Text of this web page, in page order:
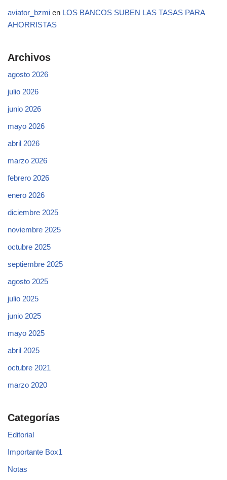
aviator_bzmi en LOS BANCOS SUBEN LAS TASAS PARA
AHORRISTAS
Archivos
agosto 2026
julio 2026
junio 2026
mayo 2026
abril 2026
marzo 2026
febrero 2026
enero 2026
diciembre 2025
noviembre 2025
octubre 2025
septiembre 2025
agosto 2025
julio 2025
junio 2025
mayo 2025
abril 2025
octubre 2021
marzo 2020
Categorías
Editorial
Importante Box1
Notas